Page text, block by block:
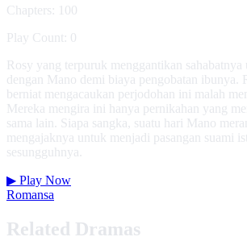
Chapters: 100
Play Count: 0
Rosy yang terpuruk menggantikan sahabatnya
dengan Mano demi biaya pengobatan ibunya.
berniat mengacaukan perjodohan ini malah
Mereka mengira ini hanya pernikahan yang
sama lain. Siapa sangka, suatu hari Mano
mengajaknya untuk menjadi pasangan suami
sesungguhnya.
▶ Play Now
Romansa
Related Dramas